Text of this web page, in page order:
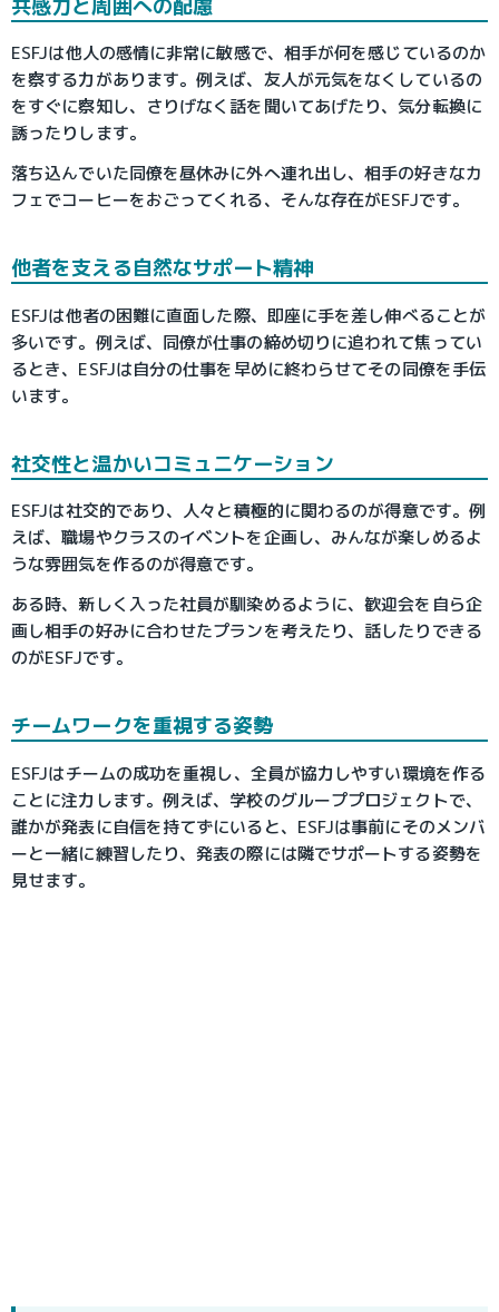
共感力と周囲への配慮
ESFJは他人の感情に非常に敏感で、相手が何を感じているのか
を察する力があります。例えば、友人が元気をなくしているの
をすぐに察知し、さりげなく話を聞いてあげたり、気分転換に
誘ったりします。
落ち込んでいた同僚を昼休みに外へ連れ出し、相手の好きなカ
フェでコーヒーをおごってくれる、そんな存在がESFJです。
他者を支える自然なサポート精神
ESFJは他者の困難に直面した際、即座に手を差し伸べることが
多いです。例えば、同僚が仕事の締め切りに追われて焦ってい
るとき、ESFJは自分の仕事を早めに終わらせてその同僚を手伝
います。
社交性と温かいコミュニケーション
ESFJは社交的であり、人々と積極的に関わるのが得意です。例
えば、職場やクラスのイベントを企画し、みんなが楽しめるよ
うな雰囲気を作るのが得意です。
ある時、新しく入った社員が馴染めるように、歓迎会を自ら企
画し相手の好みに合わせたプランを考えたり、話したりできる
のがESFJです。
チームワークを重視する姿勢
ESFJはチームの成功を重視し、全員が協力しやすい環境を作る
ことに注力します。例えば、学校のグループプロジェクトで、
誰かが発表に自信を持てずにいると、ESFJは事前にそのメンバ
ーと一緒に練習したり、発表の際には隣でサポートする姿勢を
見せます。